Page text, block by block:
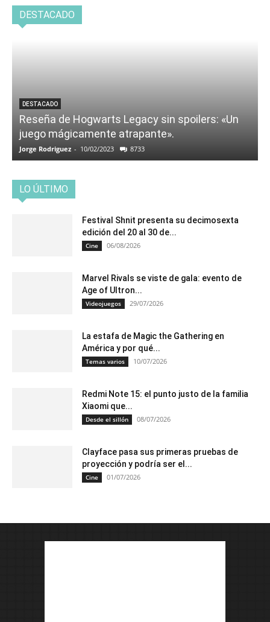
DESTACADO
DESTACADO
Reseña de Hogwarts Legacy sin spoilers: «Un
juego mágicamente atrapante».
Jorge Rodriguez - 10/02/2023 8733
LO ÚLTIMO
Festival Shnit presenta su decimosexta
edición del 20 al 30 de...
Cine 06/08/2026
Marvel Rivals se viste de gala: evento de
Age of Ultron...
Videojuegos 29/07/2026
La estafa de Magic the Gathering en
América y por qué...
Temas varios 10/07/2026
Redmi Note 15: el punto justo de la familia
Xiaomi que...
Desde el sillón 08/07/2026
Clayface pasa sus primeras pruebas de
proyección y podría ser el...
Cine 01/07/2026